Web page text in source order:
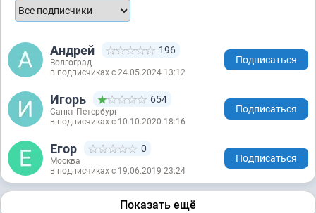
Андрей 196
Волгоград
в подписчиках с 24.05.2024 13:12
Подписаться
Игорь 654
Санкт-Петербург
в подписчиках с 10.10.2020 18:16
Подписаться
Егор 0
Москва
в подписчиках с 19.06.2019 23:24
Подписаться
Показать ещё